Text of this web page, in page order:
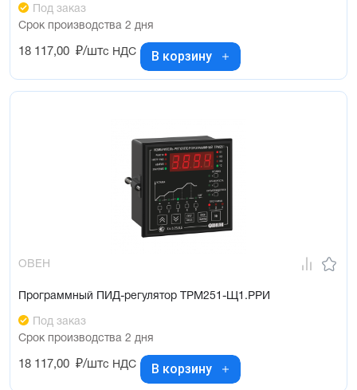
Под заказ
Срок производства 2 дня
18 117,00 ₽/штс НДС В корзину
ОВЕН
Программный ПИД-регулятор ТРМ251-Щ1.РРИ
Под заказ
Срок производства 2 дня
18 117,00 ₽/штс НДС В корзину